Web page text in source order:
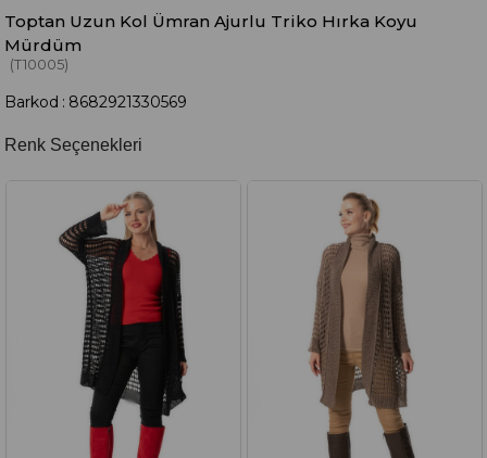
Toptan Uzun Kol Ümran Ajurlu Triko Hırka Koyu
Mürdüm
(T10005)
Barkod : 8682921330569
Renk Seçenekleri